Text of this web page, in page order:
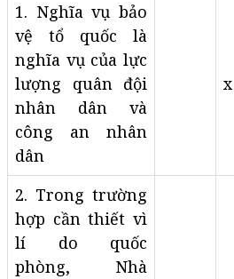
1. Nghĩa vụ bảo
vệ tổ quốc là
nghĩa vụ của lực
lượng quân đội
nhân dân và
công an nhân
dân
x
2. Trong trường
hợp cần thiết vì
lí do quốc
phòng, Nhà